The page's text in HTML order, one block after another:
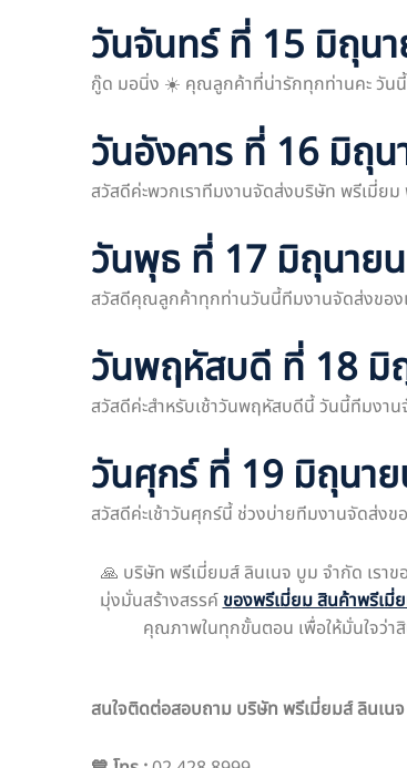
วันจันทร์ ที่ 15 มิถุน
กู๊ด มอนิ่ง ☀️ คุณลูกค้าที่น่ารักทุกท่านคะ วันนี้
วันอังคาร ที่ 16 มิถุ
สวัสดีค่ะพวกเราทีมงานจัดส่งบริษัท พรีเมี่ย
วันพุธ ที่ 17 มิถุนาย
สวัสดีคุณลูกค้าทุกท่านวันนี้ทีมงานจัดส่งของ
วันพฤหัสบดี ที่ 18 มิ
สวัสดีค่ะสำหรับเช้าวันพฤหัสบดีนี้ วันนี้ทีมงา
วันศุกร์ ที่ 19 มิถุนา
สวัสดีค่ะเช้าวันศุกร์นี้ ช่วงบ่ายทีมงานจัดส่ง
🙏 บริษัท พรีเมี่ยมส์ ลินเนจ บูม จำกัด เรา
มุ่งมั่นสร้างสรรค์ของพรีเมี่ยม สินค้าพรีเมี่
คุณภาพในทุกขั้นตอน เพื่อให้มั่นใจว่า
สนใจติดต่อสอบถาม บริษัท พรีเมี่ยมส์ ลินเน